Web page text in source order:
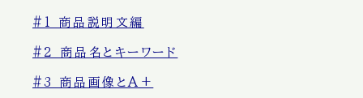
#1 商品説明文編
#2 商品名とキーワード
#3 商品画像とA+